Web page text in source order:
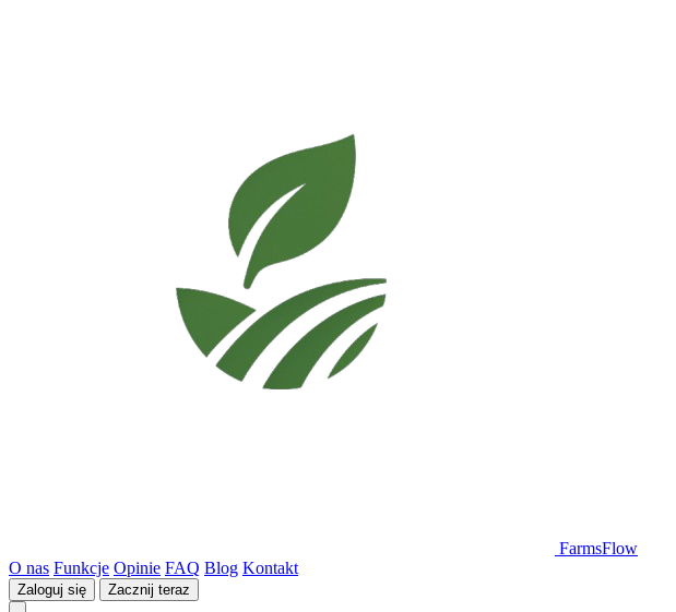
FarmsFlow
O nas Funkcje Opinie FAQ Blog Kontakt
Zaloguj się Zacznij teraz